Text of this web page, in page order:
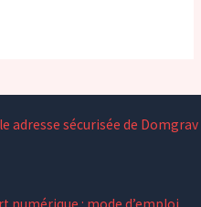
adresse sécurisée de Domgrav